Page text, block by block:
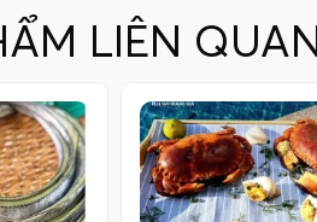
LIÊN QUAN